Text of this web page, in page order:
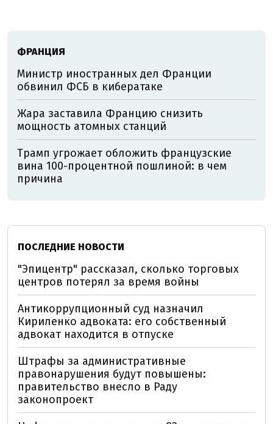
ФРАНЦИЯ
Министр иностранных дел Франции
обвинил ФСБ в кибератаке
Жара заставила Францию снизить
мощность атомных станций
Трамп угрожает обложить французские
вина 100-процентной пошлиной: в чем
причина
ПОСЛЕДНИЕ НОВОСТИ
"Эпицентр" рассказал, сколько торговых
центров потерял за время войны
Антикоррупционный суд назначил
Кириленко адвоката: его собственный
адвокат находится в отпуске
Штрафы за административные
правонарушения будут повышены:
правительство внесло в Раду
законопроект